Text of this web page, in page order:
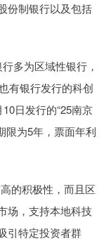
份制银行以及包括
多为区域性银行，
有银行发行的科创
日发行的“25南京
限为5年，票面年利
的积极性，而且区
场，支持本地科技
引特定投资者群